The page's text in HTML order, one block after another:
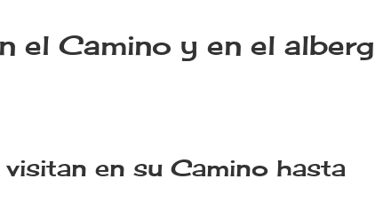
el Camino y en el
en su Camino hasta